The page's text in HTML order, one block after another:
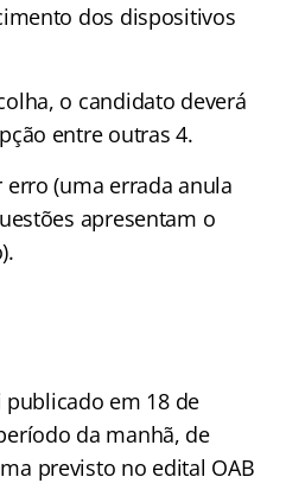
dos dispositivos
o candidato deverá
entre outras 4.
(uma errada anula
apresentam o
em 18 de
da manhã, de
previsto no edital OAB